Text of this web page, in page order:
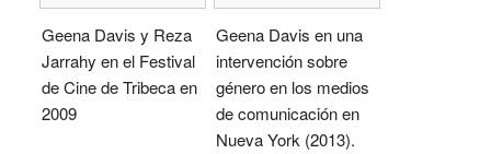
Geena Davis y Reza
Jarrahy en el Festival
de Cine de Tribeca en
2009
Geena Davis en una
intervención sobre
género en los medios
de comunicación en
Nueva York (2013).